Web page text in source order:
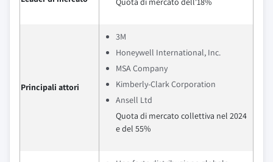
Principali attori
3M
Honeywell International, Inc.
MSA Company
Kimberly-Clark Corporation
Ansell Ltd
Quota di mercato collettiva nel 2024
e del 55%